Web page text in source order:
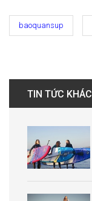
baoquansup
TIN TỨC KHÁC